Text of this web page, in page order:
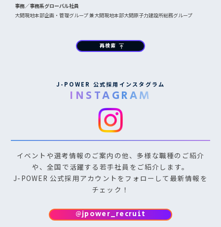
事務／事務系グローバル社員
大間現地本部企画・管理グループ 兼大間現地本部大間原子力建設所総務グループ
再検索 vertical_align_top
J-POWER 公式採用インスタグラム
INSTAGRAM
イベントや選考情報のご案内の他、多様な職種のご紹介
や、全国で活躍する若手社員をご紹介します。
J-POWER 公式採用アカウントをフォローして最新情報を
チェック！
@jpower_recruit